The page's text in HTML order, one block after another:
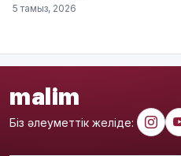
5 тамыз, 2026
malim
Біз әлеуметтік желіде: